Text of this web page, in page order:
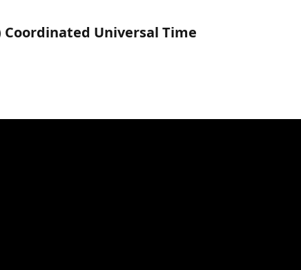
Coordinated Universal Time